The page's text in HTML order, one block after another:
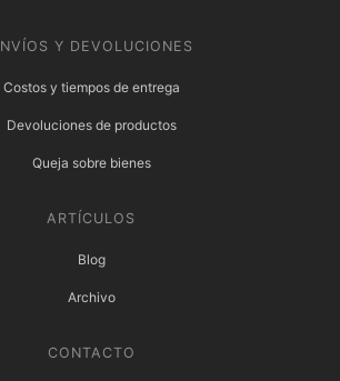
Y DEVOLUCIONES
Costos y tiempos de entrega
Devoluciones de productos
Queja sobre bienes
ARTÍCULOS
Blog
Archivo
CONTACTO